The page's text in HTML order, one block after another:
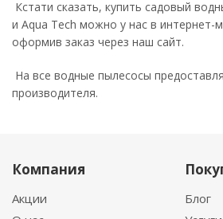
Кстати сказать, купить садовый
и Aqua Tech можно у нас в интернет-
оформив заказ через наш сайт.
На все водные пылесосы
производителя.
Компания
Акции
Блог